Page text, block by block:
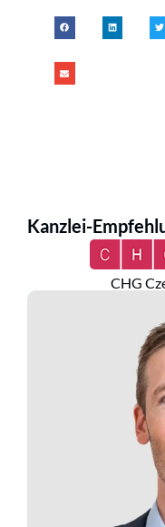
Kanzlei-
CHG